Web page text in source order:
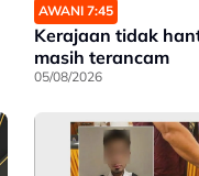
AWANI 7:45
Kerajaan tidak
masih terancam
05/08/2026